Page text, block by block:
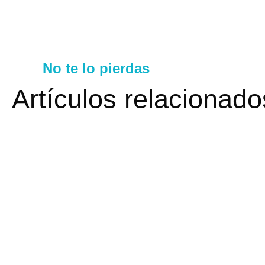
No te lo pierdas
Artículos